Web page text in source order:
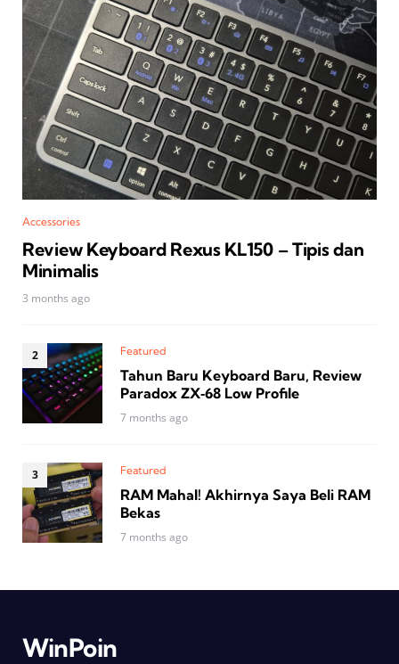
Accessories
Review Keyboard Rexus KL150 – Tipis dan
Minimalis
3 months ago
Featured
Tahun Baru Keyboard Baru, Review
Paradox ZX‑68 Low Profile
7 months ago
Featured
RAM Mahal! Akhirnya Saya Beli RAM
Bekas
7 months ago
WinPoin